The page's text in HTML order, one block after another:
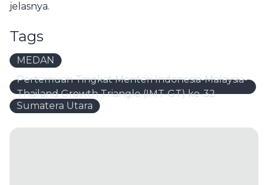
jelasnya.
Tags
MEDAN
Pertemuan Tingkat Menteri Indonesia-Malaysia-
Thailand Growth Triangle (IMT-GT) ke-32
Sumatera Utara